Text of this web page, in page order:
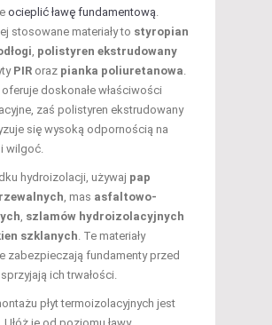
ocieplić ławę fundamentową
stosowane materiały to styropian
polistyren ekstrudowany
PIR oraz pianka poliuretanowa
doskonałe właściwości
zaś polistyren ekstrudowany
się wysoką odpornością na
wilgoć.
hydroizolacji, używaj pap
, mas asfaltowo-
szlamów hydroizolacyjnych
szklanych . Te materiały
zabezpieczają fundamenty przed
ich trwałości.
płyt termoizolacyjnych jest